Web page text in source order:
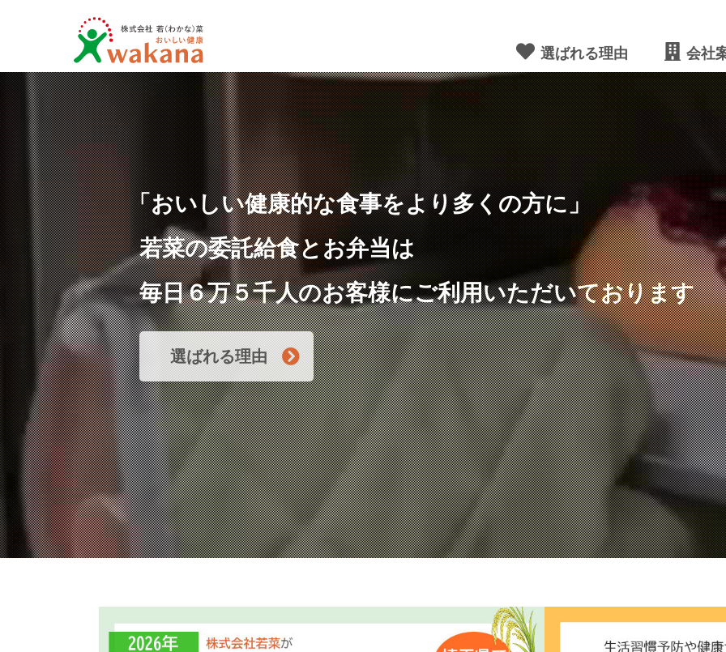
選ばれる理由 会社
「おいしい健康的な食事をより多くの方に」
若菜の委託給食とお弁当は
毎日６万５千人のお客様にご利用いただいております
選ばれる理由